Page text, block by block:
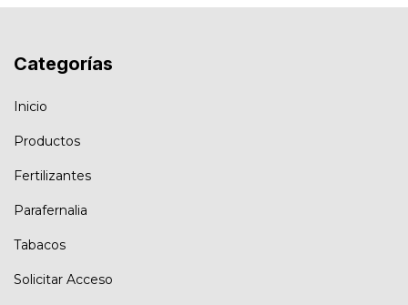
Categorías
Inicio
Productos
Fertilizantes
Parafernalia
Tabacos
Solicitar Acceso